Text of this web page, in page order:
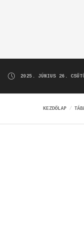
2025. JÚNIUS 26.
KEZDŐLAP